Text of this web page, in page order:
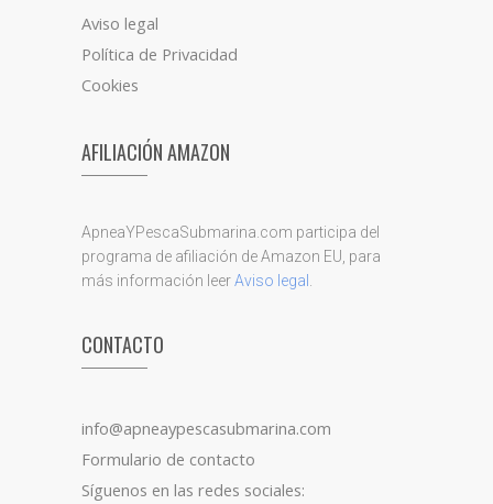
Aviso legal
Política de Privacidad
Cookies
AFILIACIÓN AMAZON
ApneaYPescaSubmarina.com participa del
programa de afiliación de Amazon EU, para
más información leerAviso legal .
CONTACTO
info@apneaypescasubmarina.com
Formulario de contacto
Síguenos en las redes sociales: